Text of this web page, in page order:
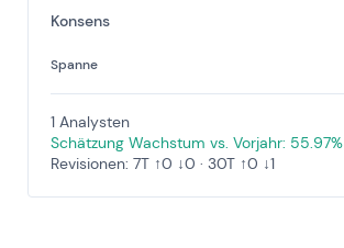
Konsens
Spanne
1 Analysten
Schätzung Wachstum vs. Vorjahr: 55.97%
Revisionen: 7T ↑0 ↓0 · 30T ↑0 ↓1